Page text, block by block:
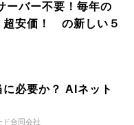
ーバー不要！毎年の
超安価！ の新しい５
必要か？ AIネット
ド合同会社